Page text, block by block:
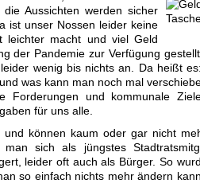
Aussichten werden sicher
ist unser Nossen leider keine
leichter macht und viel Geld
der Pandemie zur Verfügung
wenig bis nichts an. Da heißt
was kann man noch mal
Forderungen und kommunale
für uns alle.
können kaum oder gar nicht
sich als jüngstes
leider oft auch als Bürger. So
so einfach nichts mehr ändern